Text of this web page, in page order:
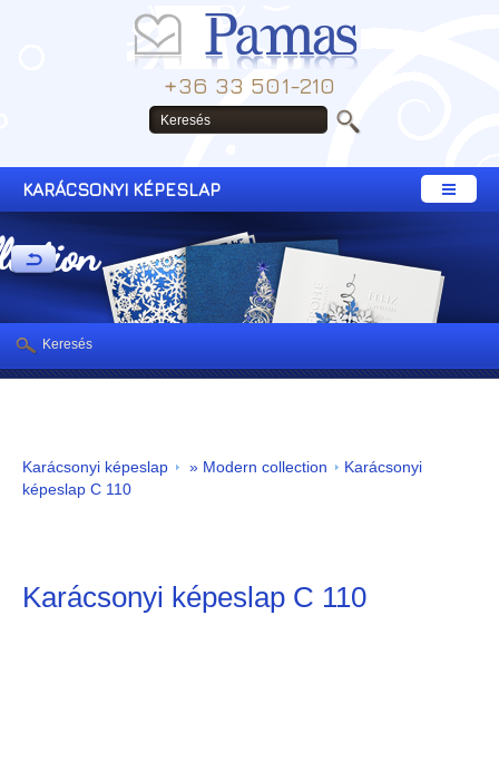
+36 33 501-210
KARÁCSONYI KÉPESLAP
Karácsonyi képeslap » Modern collection
Karácsonyi
képeslap C 110
Karácsonyi képeslap C 110
Keresés